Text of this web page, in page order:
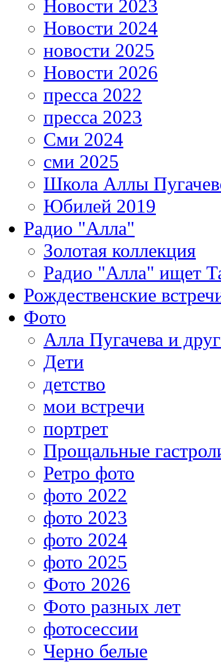
Новости 2023
Новости 2024
новости 2025
Новости 2026
пресса 2022
пресса 2023
Сми 2024
сми 2025
Школа Аллы
Юбилей 2019
Радио "Алла"
Золотая коллекция
Радио "Алла" ищет
Рождественские
Фото
Алла Пугачева и
Дети
детство
мои встречи
портрет
Прощальные
Ретро фото
фото 2022
фото 2023
фото 2024
фото 2025
Фото 2026
Фото разных лет
фотосессии
Черно белые